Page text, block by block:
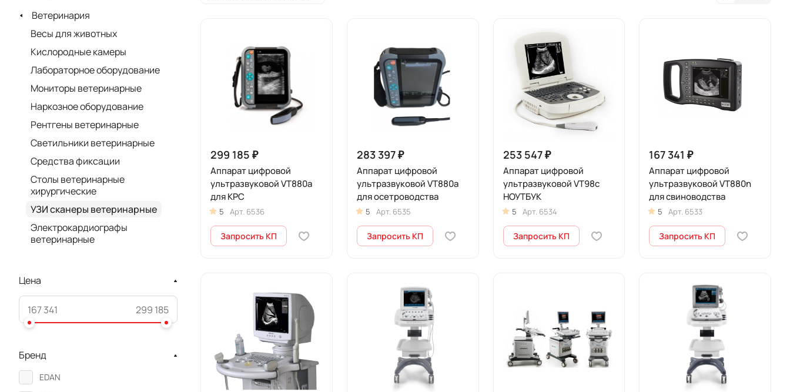
299 185 ₽
Аппарат цифровой
ультразвуковой VT880a
для КРС
5 Арт. 6536
Запросить КП
283 397 ₽
Аппарат цифровой
ультразвуковой VT880a
для осетроводства
5 Арт. 6535
Запросить КП
253 547 ₽
Аппарат цифровой
ультразвуковой VT98c
НОУТБУК
5 Арт. 6534
Запросить КП
167 341 ₽
Аппарат цифровой
ультразвуковой VT880n
для свиноводства
5 Арт. 6533
Запросить КП
Ветеринария
Весы для животных
Кислородные камеры
Лабораторное оборудование
Мониторы ветеринарные
Наркозное оборудование
Рентгены ветеринарные
Светильники ветеринарные
Средства фиксации
Столы ветеринарные
хирургические
УЗИ сканеры ветеринарные
Электрокардиографы
ветеринарные
Цена
Бренд
EDAN